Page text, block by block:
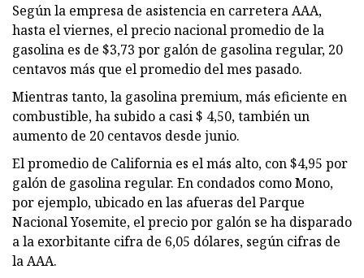
Según la empresa de asistencia en carretera AAA,
hasta el viernes, el precio nacional promedio de la
gasolina es de $3,73 por galón de gasolina regular, 20
centavos más que el promedio del mes pasado.
Mientras tanto, la gasolina premium, más eficiente en
combustible, ha subido a casi $ 4,50, también un
aumento de 20 centavos desde junio.
El promedio de California es el más alto, con $4,95 por
galón de gasolina regular. En condados como Mono,
por ejemplo, ubicado en las afueras del Parque
Nacional Yosemite, el precio por galón se ha disparado
a la exorbitante cifra de 6,05 dólares, según cifras de
la AAA.